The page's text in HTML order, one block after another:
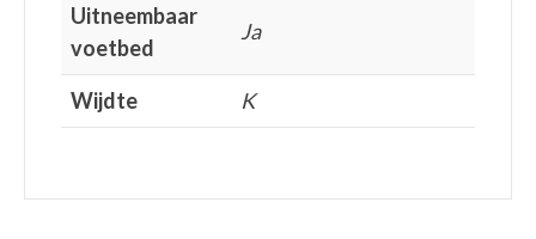
Uitneembaar
voetbed
Ja
Wijdte K